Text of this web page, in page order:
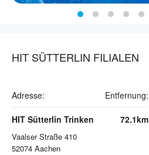
HIT SÜTTERLIN FILIALEN
Adresse: Entfernung:
HIT Sütterlin Trinken
Vaalser Straße 410
52074 Aachen
72.1km